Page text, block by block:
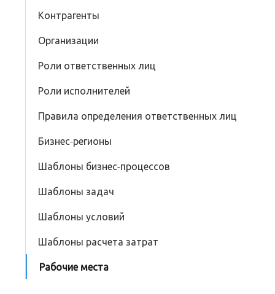
Контрагенты
Организации
Роли ответственных лиц
Роли исполнителей
Правила определения ответственных лиц
Бизнес-регионы
Шаблоны бизнес-процессов
Шаблоны задач
Шаблоны условий
Шаблоны расчета затрат
Рабочие места